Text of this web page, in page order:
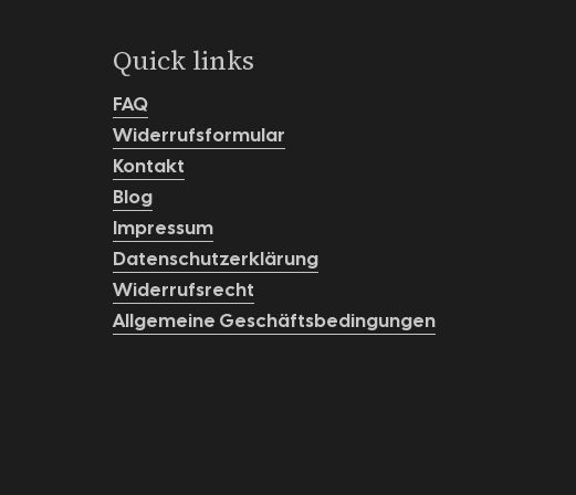
Quick links
FAQ
Widerrufsformular
Kontakt
Blog
Impressum
Datenschutzerklärung
Widerrufsrecht
Allgemeine Geschäftsbedingungen